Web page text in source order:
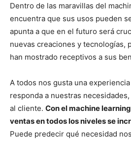
Dentro de las maravillas del
encuentra que sus usos pueden
apunta a que en el futuro será
nuevas creaciones y tecnologías,
han mostrado receptivos a sus
A todos nos gusta una
responda a nuestras
al cliente. Con el machine
ventas en todos los niveles se
Puede predecir qué necesidad